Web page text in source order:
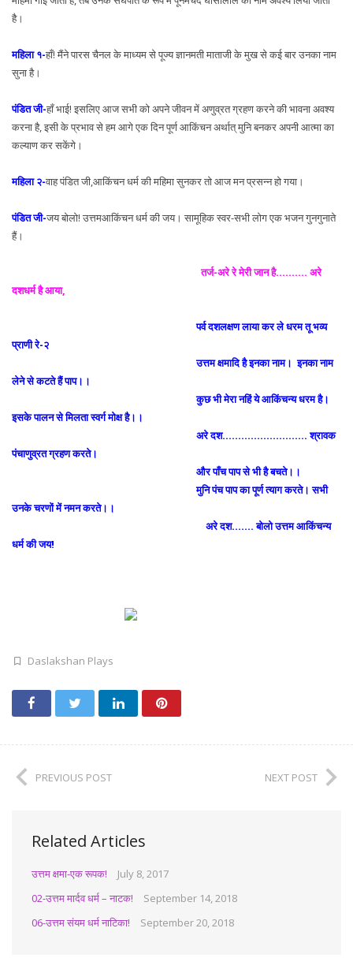
है।
महिला १-हाँ! मैंने पारस चैनल के माध्यम से पूज्य ज्ञानमती माताजी के मुख से कई बार उनका नाम
सुना है।
पंडित जी-हाँ भाई! इसलिए आज सभी को अपने जीवन में अणुव्रत ग्रहण करने की भावना अवश्य
करना है, इसी के प्रभाव से हम आगे एक दिन पूर्ण आकिंचन अर्थात् मुनि बनकर अपनी आत्मा का
कल्याण कर सकेंगे।
महिला २-वाह पंडित जी,आकिंचन धर्म की महिमा सुनकर तो आज मन प्रसन्न हो गया।
पंडित जी-जय बोलो! उत्तमआकिंचन धर्म की जय। सामूहिक स्वर-सभी लोग एक भजन गुनगुनाते
हैं।
तर्ज-अरे रे मेरी जान है………. अरे
दशधर्म है आया,
पर्व दशलक्षण लाया कर ले धरम तू भव्य
प्राणी रे-२
उत्तम क्षमादि है इनका नाम।इनका नाम
लेने से कटते हैं पाप।।
कुछ भी मेरा नहिं ये आकिंचन्य धरम है।
इसके पालन से मिलता स्वर्ग मोक्ष है।।
अरे दश……………………… श्रावक
पंचाणुव्रत ग्रहण करते।
और पाँच पाप से भी है बचते।।
मुनि पंच पाप का पूर्ण त्याग करते। सभी
उनके चरणों में नमन करते।।
अरे दश……. बोलो उत्तम आकिंचन्य
धर्म की जय!
Daslakshan Plays
PREVIOUS POST NEXT POST
Related Articles
उत्तम क्षमा-एक रूपक!
July 8, 2017
02-उत्तम मार्दव धर्म – नाटक!
September 14, 2018
06-उत्तम संयम धर्म नाटिका!
September 20, 2018